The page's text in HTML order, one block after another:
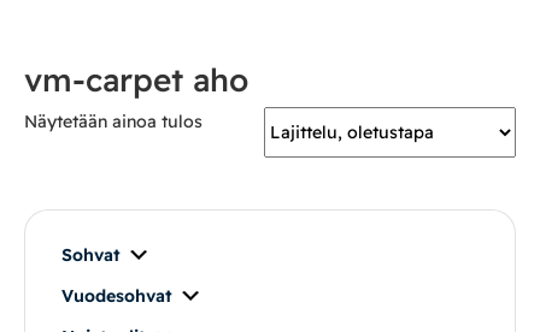
Nojatuolit
Makuuhuone
vm-carpet aho
Näytetään ainoa tulos
Sohvat
Vuodesohvat